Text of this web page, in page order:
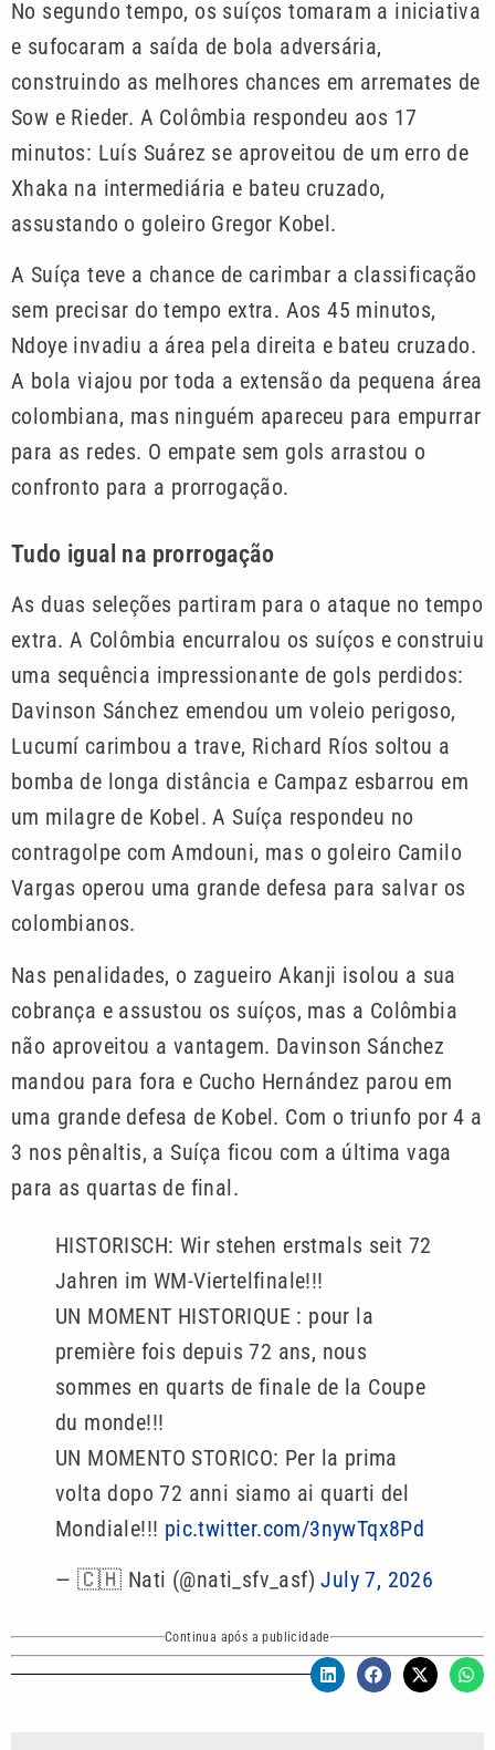
No segundo tempo, os suíços tomaram a iniciativa
e sufocaram a saída de bola adversária,
construindo as melhores chances em arremates de
Sow e Rieder. A Colômbia respondeu aos 17
minutos: Luís Suárez se aproveitou de um erro de
Xhaka na intermediária e bateu cruzado,
assustando o goleiro Gregor Kobel.
A Suíça teve a chance de carimbar a classificação
sem precisar do tempo extra. Aos 45 minutos,
Ndoye invadiu a área pela direita e bateu cruzado.
A bola viajou por toda a extensão da pequena área
colombiana, mas ninguém apareceu para empurrar
para as redes. O empate sem gols arrastou o
confronto para a prorrogação.
Tudo igual na prorrogação
As duas seleções partiram para o ataque no tempo
extra. A Colômbia encurralou os suíços e construiu
uma sequência impressionante de gols perdidos:
Davinson Sánchez emendou um voleio perigoso,
Lucumí carimbou a trave, Richard Ríos soltou a
bomba de longa distância e Campaz esbarrou em
um milagre de Kobel. A Suíça respondeu no
contragolpe com Amdouni, mas o goleiro Camilo
Vargas operou uma grande defesa para salvar os
colombianos.
Nas penalidades, o zagueiro Akanji isolou a sua
cobrança e assustou os suíços, mas a Colômbia
não aproveitou a vantagem. Davinson Sánchez
mandou para fora e Cucho Hernández parou em
uma grande defesa de Kobel. Com o triunfo por 4 a
3 nos pênaltis, a Suíça ficou com a última vaga
para as quartas de final.
HISTORISCH: Wir stehen erstmals seit 72
Jahren im WM-Viertelfinale!!!
UN MOMENT HISTORIQUE : pour la
première fois depuis 72 ans, nous
sommes en quarts de finale de la Coupe
du monde!!!
UN MOMENTO STORICO: Per la prima
volta dopo 72 anni siamo ai quarti del
Mondiale!!! pic.twitter.com/3nywTqx8Pd
— 🇨🇭 Nati (@nati_sfv_asf)July 7, 2026
Continua após a publicidade